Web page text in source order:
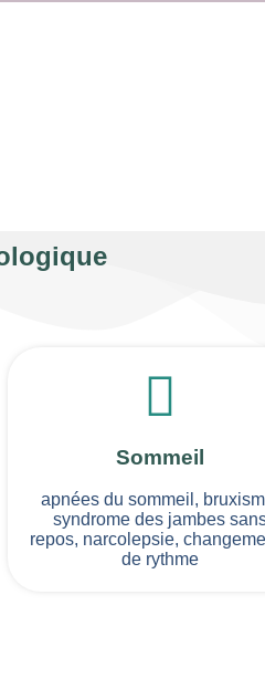
Sommeil
apnées du sommeil,
syndrome des jambes
repos, narcolepsie,
de rythme